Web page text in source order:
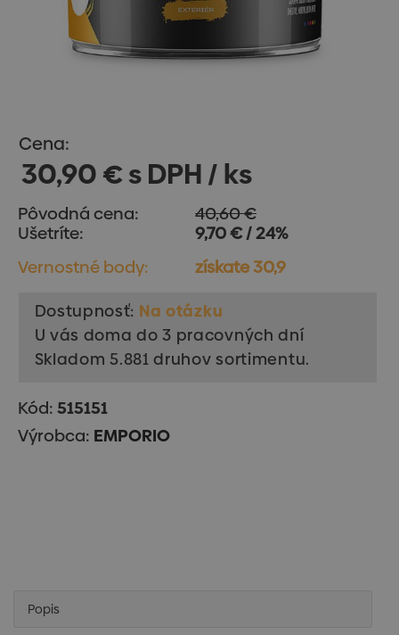
Cena:
30,90 € s DPH / ks
Pôvodná cena:
40,60 €
Ušetríte:
9,70 € / 24%
Vernostné body:
získate 30,9
Dostupnosť: Na otázku
U vás doma do 3 pracovných dní
Skladom 5.881 druhov sortimentu.
Kód:515151
Výrobca: EMPORIO
Popis